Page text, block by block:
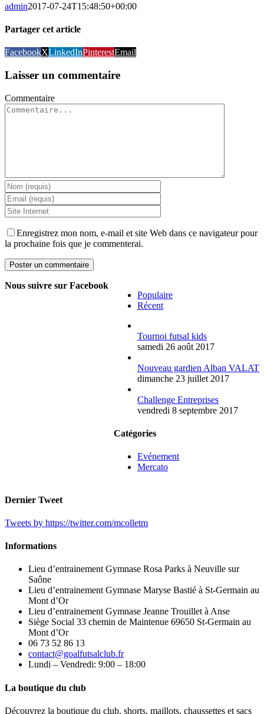
admin2017-07-24T15:48:50+00:00
Partager cet article
FacebookXLinkedInPinterestEmail
Laisser un commentaire
Commentaire
Enregistrez mon nom, e-mail et site Web dans ce navigateur pour
la prochaine fois que je commenterai.
Populaire
Récent
Tournoi futsal kids
samedi 26 août 2017
Nouveau gardien Alban VALAT
dimanche 23 juillet 2017
Challenge Entreprises
vendredi 8 septembre 2017
Catégories
Evénement
Mercato
Nous suivre sur Facebook
Dernier Tweet
Tweets by https://twitter.com/mcolletm
Informations
Lieu d’entrainement Gymnase Rosa Parks à Neuville sur
Saône
Lieu d’entrainement Gymnase Maryse Bastié à St-Germain au
Mont d’Or
Lieu d’entrainement Gymnase Jeanne Trouillet à Anse
Siège Social 33 chemin de Maintenue 69650 St-Germain au
Mont d’Or
06 73 52 86 13
contact@goalfutsalclub.fr
Lundi – Vendredi: 9:00 – 18:00
La boutique du club
Découvrez la boutique du club, shorts, maillots, chaussettes et sacs